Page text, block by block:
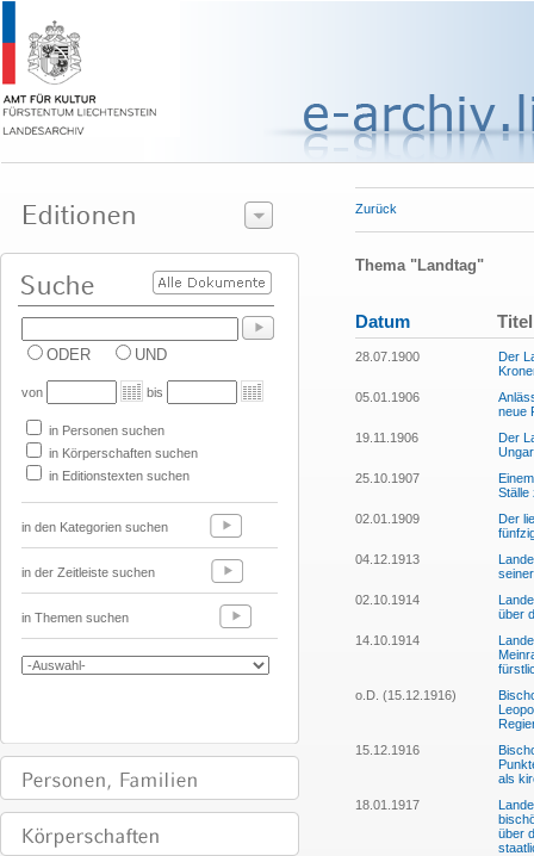
ODER UND
von bis
in Personen suchen
in Körperschaften suchen
in Editionstexten suchen
in den Kategorien suchen
in der Zeitleiste suchen
in Themen suchen
Zurück
Thema "Landtag"
Datum Titel
28.07.1900
Der
05.01.1906
neue
19.11.1906
Der
25.10.1907
Ställe
02.01.1909
Der
04.12.1913
02.10.1914
über
14.10.1914
o.D. (15.12.1916)
15.12.1916
als
18.01.1917
über